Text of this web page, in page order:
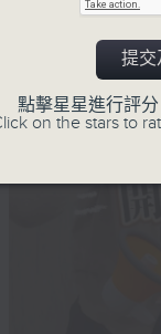
提交
點擊星星進行評
on the stars to